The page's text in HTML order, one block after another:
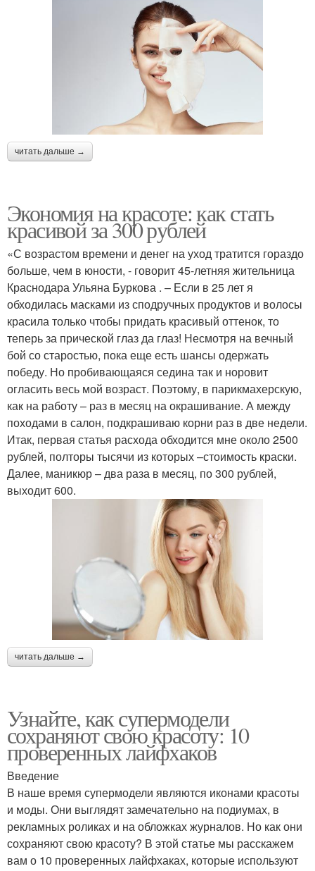
читать дальше →
Экономия на красоте: как стать
красивой за 300 рублей
«С возрастом времени и денег на уход тратится гораздо
больше, чем в юности, - говорит 45-летняя жительница
Краснодара Ульяна Буркова . – Если в 25 лет я
обходилась масками из сподручных продуктов и волосы
красила только чтобы придать красивый оттенок, то
теперь за прической глаз да глаз! Несмотря на вечный
бой со старостью, пока еще есть шансы одержать
победу. Но пробивающаяся седина так и норовит
огласить весь мой возраст. Поэтому, в парикмахерскую,
как на работу – раз в месяц на окрашивание. А между
походами в салон, подкрашиваю корни раз в две недели.
Итак, первая статья расхода обходится мне около 2500
рублей, полторы тысячи из которых –стоимость краски.
Далее, маникюр – два раза в месяц, по 300 рублей,
выходит 600.
читать дальше →
Узнайте, как супермодели
сохраняют свою красоту: 10
проверенных лайфхаков
Введение
В наше время супермодели являются иконами красоты
и моды. Они выглядят замечательно на подиумах, в
рекламных роликах и на обложках журналов. Но как они
сохраняют свою красоту? В этой статье мы расскажем
вам о 10 проверенных лайфхаках, которые используют